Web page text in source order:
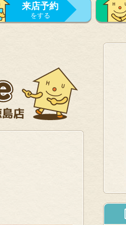
来店予約
をする